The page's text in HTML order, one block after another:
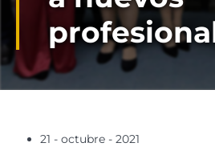
21 - octubre - 2021